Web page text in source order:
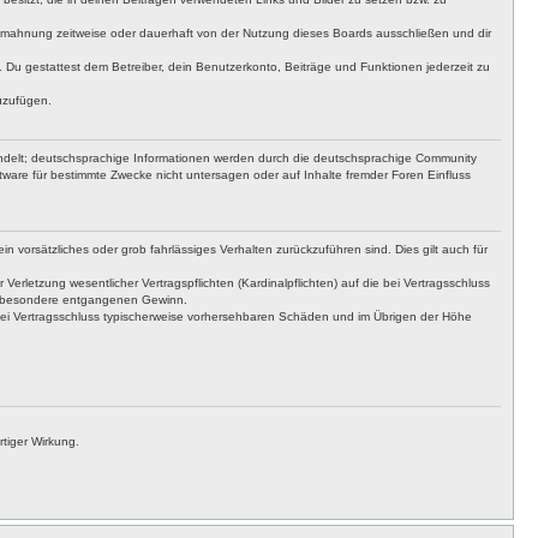
zeitweise oder dauerhaft von der Nutzung dieses Boards ausschließen und dir
gestattest dem Betreiber, dein Benutzerkonto, Beiträge und Funktionen jederzeit zu
deutschsprachige Informationen werden durch die deutschsprachige Community
für bestimmte Zwecke nicht untersagen oder auf Inhalte fremder Foren Einfluss
vorsätzliches oder grob fahrlässiges Verhalten zurückzuführen sind. Dies gilt auch für
wesentlicher Vertragspflichten (Kardinalpflichten) auf die bei Vertragsschluss
entgangenen Gewinn.
typischerweise vorhersehbaren Schäden und im Übrigen der Höhe
Wirkung.